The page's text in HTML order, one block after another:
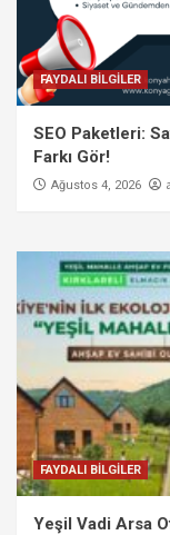
FAYDALI BİLGİLER
SEO Paketleri:
Farkı Gör!
Ağustos 4, 2026
FAYDALI BİLGİLER
Yeşil Vadi Arsa